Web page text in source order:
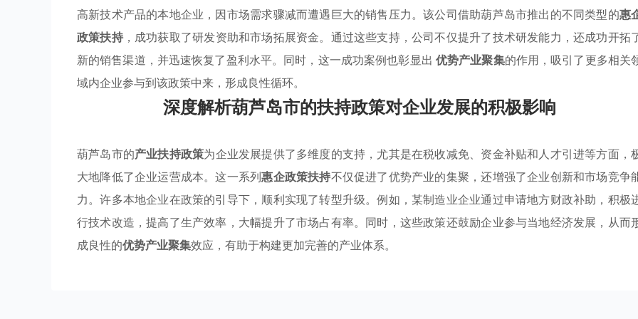
高新技术产品的本地企业，因市场需求骤减而遭遇巨大的销售压力。该公司借助葫芦岛市推出的不同类型的惠
政策扶持，成功获取了研发资助和市场拓展资金。通过这些支持，公司不仅提升了技术研发能力，还成功开拓
新的销售渠道，并迅速恢复了盈利水平。同时，这一成功案例也彰显出 优势产业聚集的作用，吸引了更多相关
域内企业参与到该政策中来，形成良性循环。
深度解析葫芦岛市的扶持政策对企业发展的积极影响
葫芦岛市的产业扶持政策为企业发展提供了多维度的支持，尤其是在税收减免、资金补贴和人才引进等方面，
大地降低了企业运营成本。这一系列惠企政策扶持不仅促进了优势产业的集聚，还增强了企业创新和市场竞争
力。许多本地企业在政策的引导下，顺利实现了转型升级。例如，某制造业企业通过申请地方财政补助，积极
行技术改造，提高了生产效率，大幅提升了市场占有率。同时，这些政策还鼓励企业参与当地经济发展，从而
成良性的优势产业聚集效应，有助于构建更加完善的产业体系。